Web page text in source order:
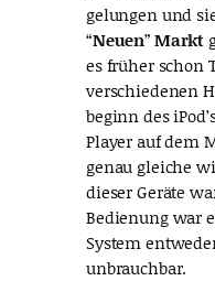
gelungen und
“Neuen”Markt
es früher schon
verschiedenen
beginn des
Player auf dem
genau gleiche
dieser Geräte
Bedienung war
System
unbrauchbar.